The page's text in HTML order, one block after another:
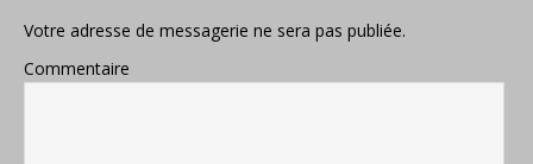
Votre adresse de messagerie ne sera pas publiée.
Commentaire